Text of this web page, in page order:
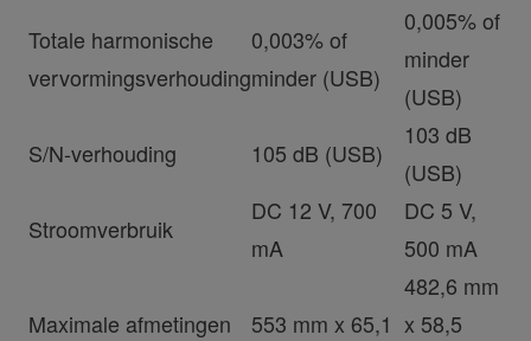
Totale harmonische
vervormingsverhouding
0,003% of
minder (USB)
0,005% of
minder
(USB)
S/N-verhouding
105 dB (USB)
103 dB
(USB)
Stroomverbruik
DC 12 V, 700
mA
DC 5 V,
500 mA
Maximale afmetingen
553 mm x 65,1
482,6 mm
x 58,5